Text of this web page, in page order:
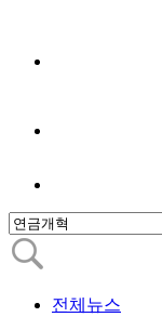
전체뉴스